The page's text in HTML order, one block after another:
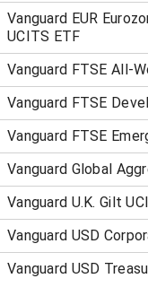
Vanguard EUR
UCITS ETF
Vanguard FTSE All-
Vanguard FTSE
Vanguard FTSE
Vanguard Global
Vanguard U.K. Gilt
Vanguard USD
Vanguard USD